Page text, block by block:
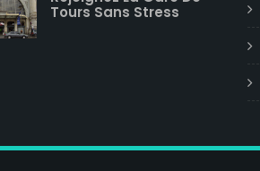
Tours Sans Stress